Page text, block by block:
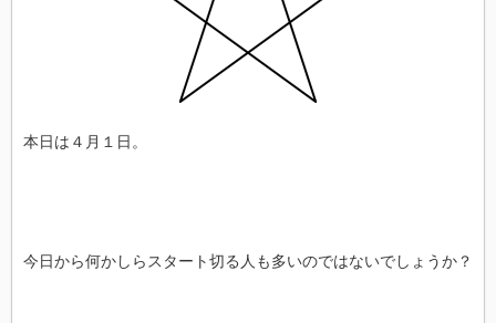
本日は４月１日。
今日から何かしらスタート切る人も多いのではないでしょうか？